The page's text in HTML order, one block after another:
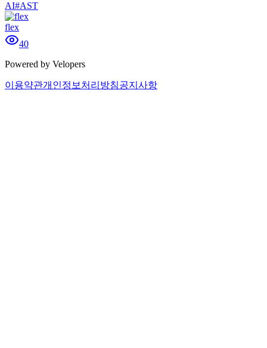
AI#AST
flex
40
Powered by Velopers
이용약관개인정보처리방침공지사항